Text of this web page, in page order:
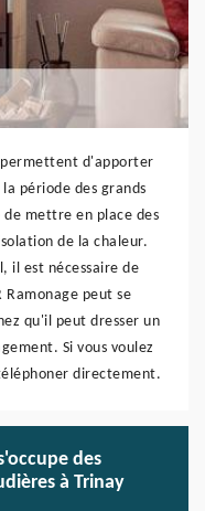
permettent d'apporter
période des grands
mettre en place des
de la chaleur.
il est nécessaire de
Ramonage peut se
qu'il peut dresser un
Si vous voulez
directement.
des
à Trinay